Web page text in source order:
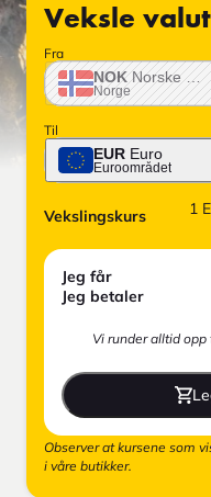
Veksle
Fra
NOK Norske
Norge
Til
EUR Euro
Euroområdet
Vekslingskurs 1
Jeg får
Jeg betaler
Vi runder alltid
Observer at kursene som
i våre butikker.